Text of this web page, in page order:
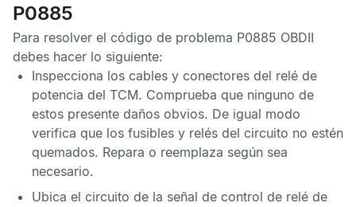
P0885
Para resolver el código de problema P0885 OBDII
debes hacer lo siguiente:
Inspecciona los cables y conectores del relé de
potencia del TCM. Comprueba que ninguno de
estos presente daños obvios. De igual modo
verifica que los fusibles y relés del circuito no estén
quemados. Repara o reemplaza según sea
necesario.
Ubica el circuito de la señal de control de relé de